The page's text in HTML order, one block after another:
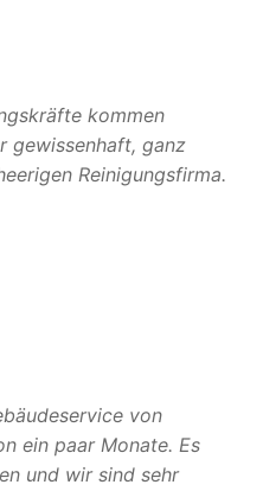
kommen
gewissenhaft, ganz
Reinigungsfirma.
von
ein paar Monate. Es
und wir sind sehr